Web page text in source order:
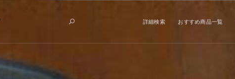
詳細検索 おすすめ商品一覧